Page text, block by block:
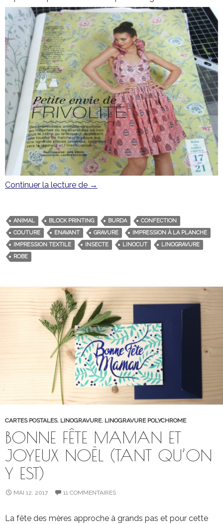
Continuer la lecture de Libellules, fromage blanc et frivolité
→
ANIMAL BLOCK PRINTING BURDA
CONFECTION
COUTURE
ENAVANT GRAVURE
IMPRESSION À LA PLANCHE
IMPRESSION TEXTILE
INSECTE LINOCUT
LINOGRAVURE
ROBE
CARTES POSTALES, LINOGRAVURE, LINOGRAVURE POLYCHROME
BONNE FÊTE MAMAN ET
JOYEUX NOËL (TANT QU’ON
Y EST)
MAI 12, 2017 11 COMMENTAIRES
La fête des mères approche à grands pas et pour cette